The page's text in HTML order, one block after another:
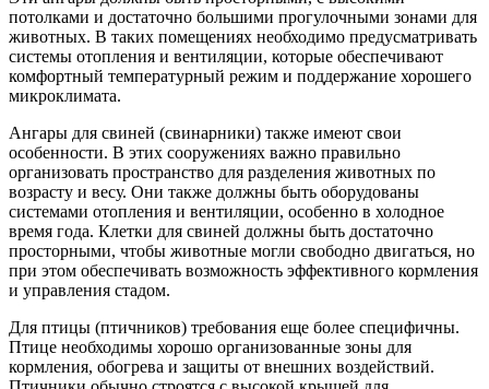
потолками и достаточно большими прогулочными зонами для
животных. В таких помещениях необходимо предусматривать
системы отопления и вентиляции, которые обеспечивают
комфортный температурный режим и поддержание хорошего
микроклимата.
Ангары для свиней (свинарники) также имеют свои
особенности. В этих сооружениях важно правильно
организовать пространство для разделения животных по
возрасту и весу. Они также должны быть оборудованы
системами отопления и вентиляции, особенно в холодное
время года. Клетки для свиней должны быть достаточно
просторными, чтобы животные могли свободно двигаться, но
при этом обеспечивать возможность эффективного кормления
и управления стадом.
Для птицы (птичников) требования еще более специфичны.
Птице необходимы хорошо организованные зоны для
кормления, обогрева и защиты от внешних воздействий.